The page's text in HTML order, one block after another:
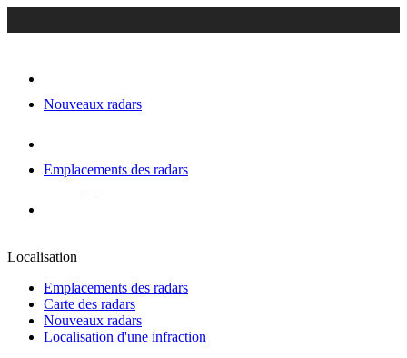
Nouveaux radars
Emplacements des radars
Localisation
Emplacements des radars
Carte des radars
Nouveaux radars
Localisation d'une infraction